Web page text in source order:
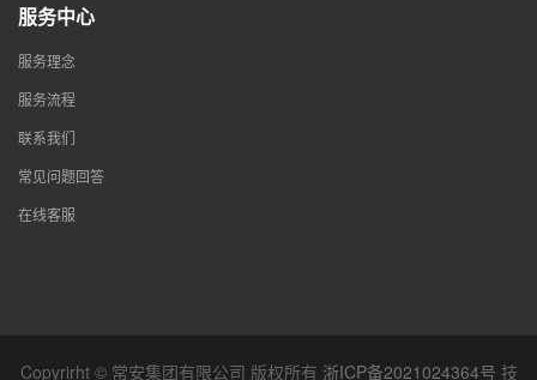
服务中心
服务理念
服务流程
联系我们
常见问题回答
在线客服
Copyrirht © 常安集团有限公司 版权所有 浙ICP备2021024364号 技